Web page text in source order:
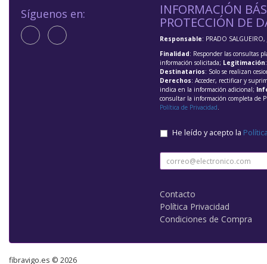
Síguenos en: INFORMACIÓN
PROTECCIÓN DE
Responsable: PRADO SALGUEIRO,
Finalidad: Responder las consultas
información solicitada; Legitimación
Destinatarios: Solo se realizan
Derechos: Acceder, rectificar y
indica en la información adicional;
consultar la información completa de
Política de Privacidad.
He leído y acepto la
Contacto
Política Privacidad
Condiciones de Compra
fibravigo.es © 2026